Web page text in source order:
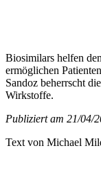
Biosimilars helfen
ermöglichen
Sandoz beherrscht
Wirkstoffe.
Publiziert am 21/04/
Text von Michael